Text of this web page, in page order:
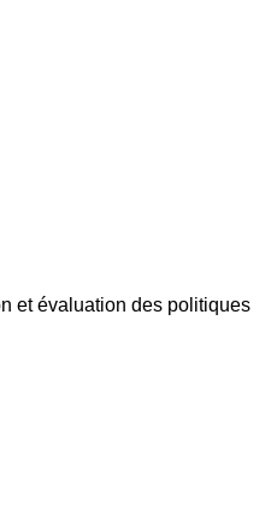
et évaluation des politiques